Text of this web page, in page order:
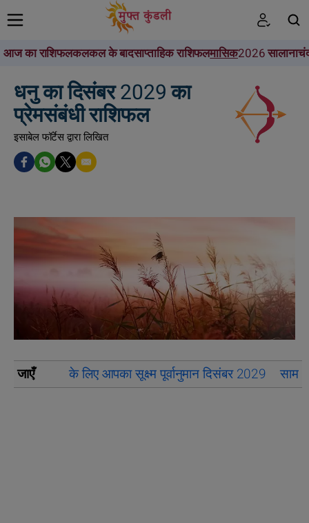
आज का राशिफलकलकल के बादसाप्ताहिक राशिफलमासिक2026 सालाना
धनु का दिसंबर 2029 का
प्रेमसंबंधी राशिफल
इसाबेल फॉर्टेस द्वारा लिखित
जाएँ के लिए आपका सूक्ष्म पूर्वानुमान दिसंबर 2029